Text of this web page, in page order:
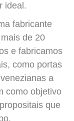
ideal.
fabricante
de 20
e fabricamos
como portas
a
como objetivo
que